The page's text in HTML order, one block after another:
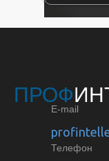
ПРОФ
E-mail
Телефон